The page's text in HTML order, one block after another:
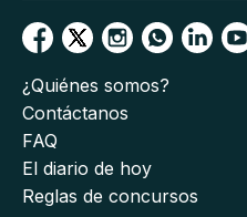
¿Quiénes somos?
Contáctanos
FAQ
El diario de hoy
Reglas de concursos